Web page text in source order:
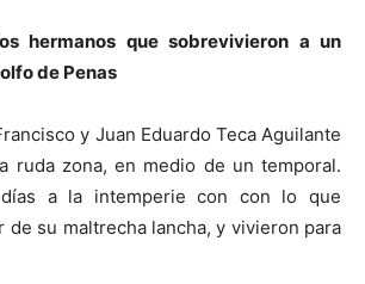
hermanos que sobrevivieron a un
de Penas
y Juan Eduardo Teca Aguilante
ruda zona, en medio de un temporal.
a la intemperie con con lo que
de su maltrecha lancha, y vivieron para